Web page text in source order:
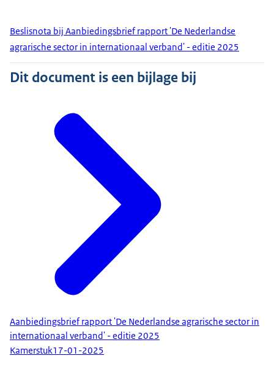
Beslisnota bij Aanbiedingsbrief rapport 'De Nederlandse
agrarische sector in internationaal verband' - editie 2025
Dit document is een bijlage bij
Aanbiedingsbrief rapport 'De Nederlandse agrarische sector in
internationaal verband' - editie 2025
Kamerstuk17-01-2025